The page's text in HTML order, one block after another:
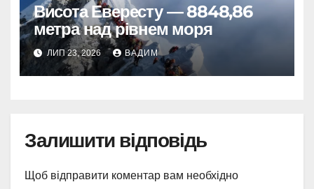
Висота Евересту — 8848,86
метра над рівнем моря
ЛИП 23, 2026 ВАДИМ
Залишити відповідь
Щоб відправити коментар вам необхідно